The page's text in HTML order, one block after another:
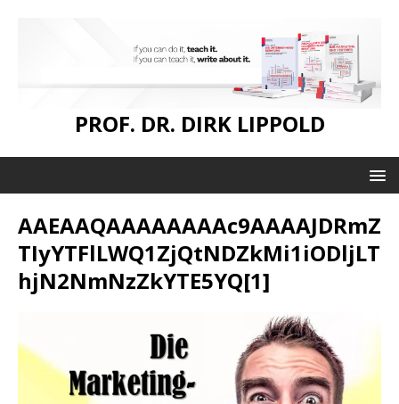
PROF. DR. DIRK LIPPOLD
AAEAAQAAAAAAAAc9AAAAJDRmZ
TIyYTFlLWQ1ZjQtNDZkMi1iODljLT
hjN2NmNzZkYTE5YQ[1]